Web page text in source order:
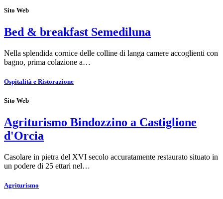
Sito Web
Bed & breakfast Semediluna
Nella splendida cornice delle colline di langa camere accoglienti con
bagno, prima colazione a…
Ospitalità e Ristorazione
Sito Web
Agriturismo Bindozzino a Castiglione
d'Orcia
Casolare in pietra del XVI secolo accuratamente restaurato situato in
un podere di 25 ettari nel…
Agriturismo